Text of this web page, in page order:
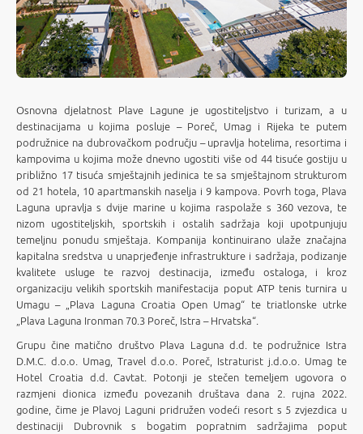
Osnovna djelatnost Plave Lagune je ugostiteljstvo i turizam, a u
destinacijama u kojima posluje – Poreč, Umag i Rijeka te putem
podružnice na dubrovačkom području – upravlja hotelima, resortima i
kampovima u kojima može dnevno ugostiti više od 44 tisuće gostiju u
približno 17 tisuća smještajnih jedinica te sa smještajnom strukturom
od 21 hotela, 10 apartmanskih naselja i 9 kampova. Povrh toga, Plava
Laguna upravlja s dvije marine u kojima raspolaže s 360 vezova, te
nizom ugostiteljskih, sportskih i ostalih sadržaja koji upotpunjuju
temeljnu ponudu smještaja. Kompanija kontinuirano ulaže značajna
kapitalna sredstva u unaprjeđenje infrastrukture i sadržaja, podizanje
kvalitete usluge te razvoj destinacija, između ostaloga, i kroz
organizaciju velikih sportskih manifestacija poput ATP tenis turnira u
Umagu – „Plava Laguna Croatia Open Umag“ te triatlonske utrke
„Plava Laguna Ironman 70.3 Poreč, Istra – Hrvatska“.
Grupu čine matično društvo Plava Laguna d.d. te podružnice Istra
D.M.C. d.o.o. Umag, Travel d.o.o. Poreč, Istraturist j.d.o.o. Umag te
Hotel Croatia d.d. Cavtat. Potonji je stečen temeljem ugovora o
razmjeni dionica između povezanih društava dana 2. rujna 2022.
godine, čime je Plavoj Laguni pridružen vodeći resort s 5 zvjezdica u
destinaciji Dubrovnik s bogatim popratnim sadržajima poput